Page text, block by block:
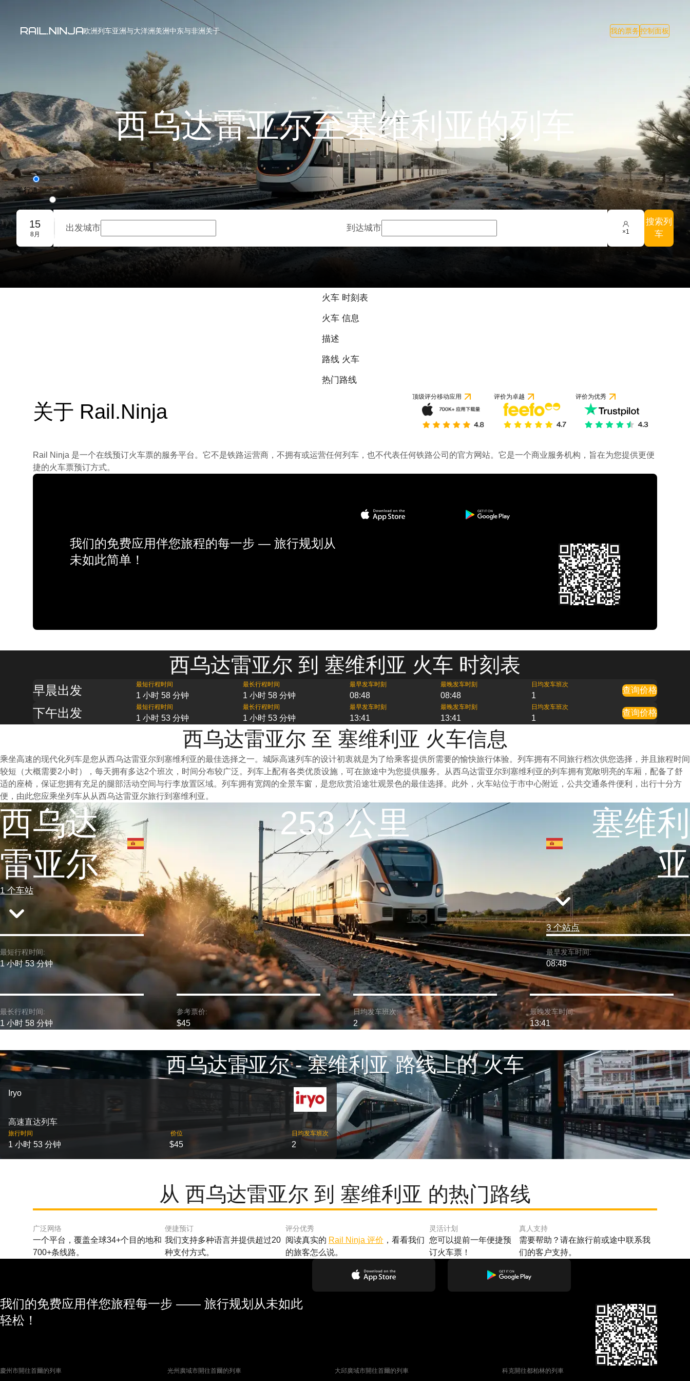
欧洲列车亚洲与大洋洲美洲中东与非洲关于 我的票务控制面板
西乌达雷亚尔至塞维利亚的列车
单行道
往返旅程
团体预订
15
8月
出发城市 到达城市 ×1
搜索列
车
火车 时刻表
火车 信息
描述
路线 火车
热门路线
关于 Rail.Ninja
顶级评分移动应用 评价为卓越 评价为优秀
Rail Ninja 是一个在线预订火车票的服务平台。它不是铁路运营商，不拥有或运营任何列车，也不代表任何铁路公司的官方网站。它是一个商业服务机构，旨在为您提供更便
捷的火车票预订方式。
我们的免费应用伴您旅程的每一步 — 旅行规划从
未如此简单！
西乌达雷亚尔 到 塞维利亚 火车 时刻表
早晨出发 最短行程时间
1 小时 58 分钟
最长行程时间
1 小时 58 分钟
最早发车时刻
08:48
最晚发车时刻
08:48
日均发车班次
1
查询价格
下午出发 最短行程时间
1 小时 53 分钟
最长行程时间
1 小时 53 分钟
最早发车时刻
13:41
最晚发车时刻
13:41
日均发车班次
1
查询价格
西乌达雷亚尔 至 塞维利亚 火车信息
乘坐高速的现代化列车是您从西乌达雷亚尔到塞维利亚的最佳选择之一。城际高速列车的设计初衷就是为了给乘客提供所需要的愉快旅行体验。列车拥有不同旅行档次供您选择，并且旅程时间
较短（大概需要2小时），每天拥有多达2个班次，时间分布较广泛。列车上配有各类优质设施，可在旅途中为您提供服务。从西乌达雷亚尔到塞维利亚的列车拥有宽敞明亮的车厢，配备了舒
适的座椅，保证您拥有充足的腿部活动空间与行李放置区域。列车拥有宽阔的全景车窗，是您欣赏沿途壮观景色的最佳选择。此外，火车站位于市中心附近，公共交通条件便利，出行十分方
便，由此您应乘坐列车从从西乌达雷亚尔旅行到塞维利亚。
西乌达
雷亚尔
1 个车站
253 公里
塞维利
亚
3 个站点
最短行程时间:
1 小时 53 分钟
最早发车时间:
08:48
最长行程时间:
1 小时 58 分钟
参考票价:
$45
日均发车班次:
2
最晚发车时间:
13:41
西乌达雷亚尔 - 塞维利亚 路线上的 火车
Iryo
高速直达列车
旅行时间
1 小时 53 分钟
价位
$45
日均发车班次
2
从 西乌达雷亚尔 到 塞维利亚 的热门路线
广泛网络
一个平台，覆盖全球34+个目的地和
700+条线路。
便捷预订
我们支持多种语言并提供超过20
种支付方式。
评分优秀
阅读真实的 Rail Ninja 评价 ，看看我们
的旅客怎么说。
灵活计划
您可以提前一年便捷预
订火车票！
真人支持
需要帮助？请在旅行前或途中联系我
们的客户支持。
我们的免费应用伴您旅程每一步 —— 旅行规划从未如此
轻松！
慶州市開往首爾的列車 光州廣域市開往首爾的列車 大邱廣域市開往首爾的列車 科克開往都柏林的列車